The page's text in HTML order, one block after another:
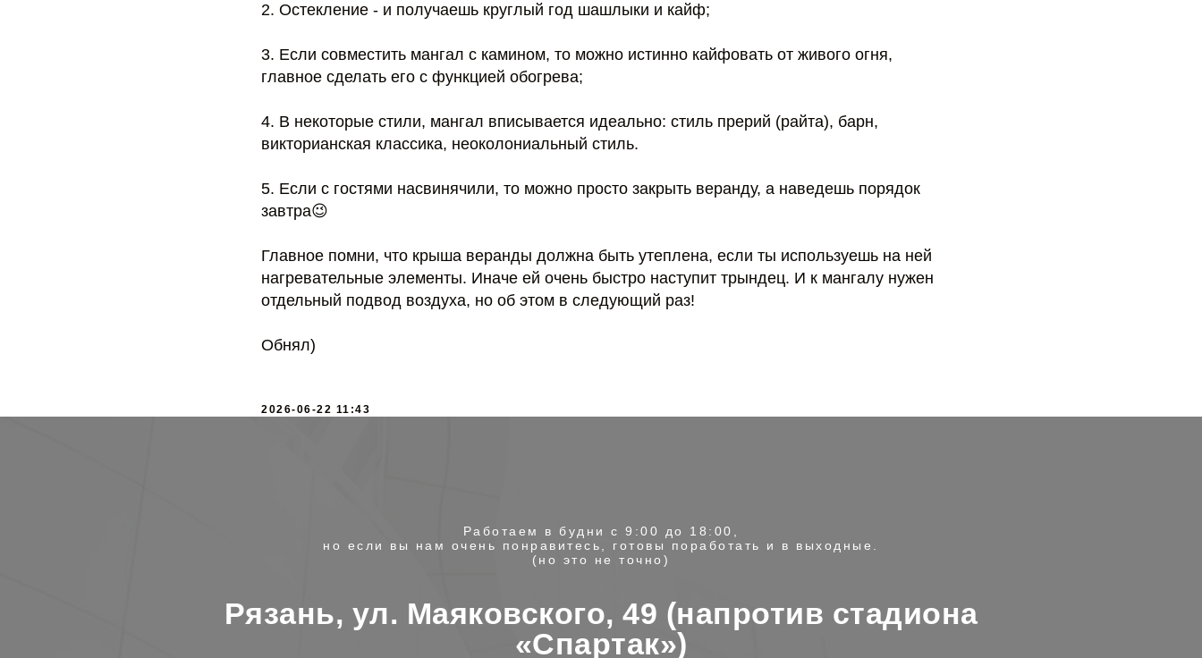
2. Остекление - и получаешь круглый год шашлыки и кайф;
3. Если совместить мангал с камином, то можно истинно кайфовать от живого огня,
главное сделать его с функцией обогрева;
4. В некоторые стили, мангал вписывается идеально: стиль прерий (райта), барн,
викторианская классика, неоколониальный стиль.
5. Если с гостями насвинячили, то можно просто закрыть веранду, а наведешь порядок
завтра😉
Главное помни, что крыша веранды должна быть утеплена, если ты используешь на ней
нагревательные элементы. Иначе ей очень быстро наступит трындец. И к мангалу нужен
отдельный подвод воздуха, но об этом в следующий раз!
Обнял)
2026-06-22 11:43
Работаем в будни с 9:00 до 18:00,
но если вы нам очень понравитесь, готовы поработать и в выходные.
(но это не точно)
Рязань, ул. Маяковского, 49 (напротив стадиона
«Спартак»)